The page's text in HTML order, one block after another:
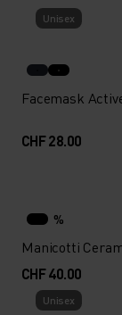
Unisex
Facemask
CHF 28.00
%
Manicotti
CHF 40.00
Unisex